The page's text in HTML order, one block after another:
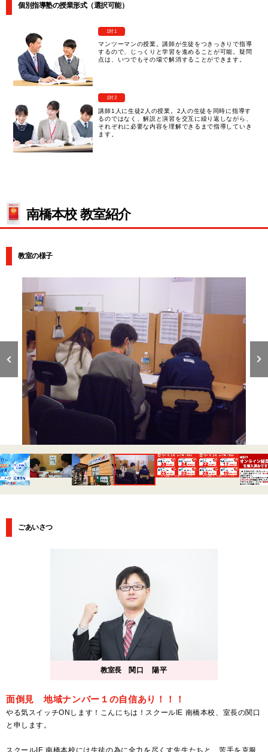
個別指導塾の授業形式（選択可能）
1対1
マンツーマンの授業。講師が生徒をつきっきりで指導
するので、じっくりと学習を進めることが可能。疑問
点は、いつでもその場で解消することができます。
1対2
講師1人に生徒2人の授業。2人の生徒を同時に指導す
るのではなく、解説と演習を交互に繰り返しながら、
それぞれに必要な内容を理解できるまで指導していき
ます。
南橋本校 教室紹介
教室の様子
ごあいさつ
教室長 関口 陽平
面倒見 地域ナンバー１の自信あり！！！
やる気スイッチONします！こんにちは！スクールIE 南橋本校、室長の関口
と申します。
スクールIE 南橋本校には生徒の為に全力を尽くす先生たちと、苦手を克服